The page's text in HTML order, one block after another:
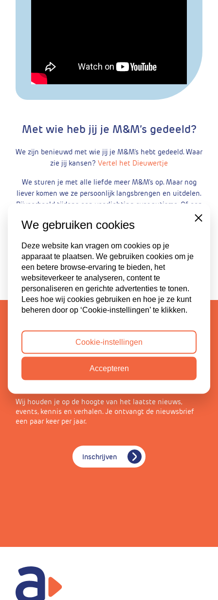
Met wie heb jij je M&M’s gedeeld?
We zijn benieuwd met wie jij je M&M’s hebt gedeeld. Waar
zie jij kansen? Vertel het Dieuwertje
We sturen je met alle liefde meer M&M’s op. Maar nog
liever komen we ze persoonlijk langsbrengen en uitdelen.
Bijvoorbeeld tijdens een voorlichting over autisme. Of een
draagvlaksessie. We sparren graag over hoe we autisme
in de schijnwerpers kunnen zetten in jouw organisatie!
Deel dit verhaal:
Wij houden je op de hoogte van het laatste nieuws,
events, kennis en verhalen. Je ontvangt de nieuwsbrief
een paar keer per jaar.
Inschrijven
We gebruiken cookies
Deze website kan vragen om cookies op je
apparaat te plaatsen. We gebruiken cookies om je
een betere browse-ervaring te bieden, het
websiteverkeer te analyseren, content te
personaliseren en gerichte advertenties te tonen.
Lees hoe wij cookies gebruiken en hoe je ze kunt
beheren door op ‘Cookie-instellingen’ te klikken.
Close
Cookie-instellingen
Accepteren